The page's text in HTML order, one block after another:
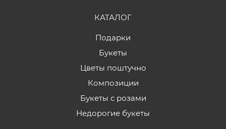
КАТАЛОГ
Подарки
Букеты
Цветы поштучно
Композиции
Букеты с розами
Недорогие букеты